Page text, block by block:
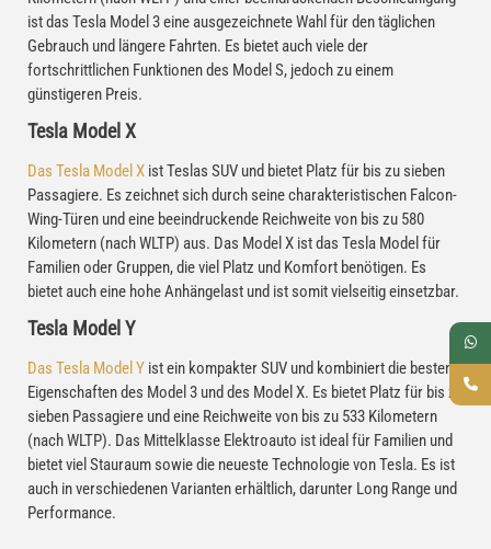
ist das Tesla Model 3 eine ausgezeichnete Wahl für den täglichen
Gebrauch und längere Fahrten. Es bietet auch viele der
fortschrittlichen Funktionen des Model S, jedoch zu einem
günstigeren Preis.
Tesla Model X
Das Tesla Model X ist Teslas SUV und bietet Platz für bis zu sieben
Passagiere. Es zeichnet sich durch seine charakteristischen Falcon-
Wing-Türen und eine beeindruckende Reichweite von bis zu 580
Kilometern (nach WLTP) aus. Das Model X ist das Tesla Model für
Familien oder Gruppen, die viel Platz und Komfort benötigen. Es
bietet auch eine hohe Anhängelast und ist somit vielseitig einsetzbar.
Tesla Model Y
Das Tesla Model Y ist ein kompakter SUV und kombiniert die besten
Eigenschaften des Model 3 und des Model X. Es bietet Platz für bis zu
sieben Passagiere und eine Reichweite von bis zu 533 Kilometern
(nach WLTP). Das Mittelklasse Elektroauto ist ideal für Familien und
bietet viel Stauraum sowie die neueste Technologie von Tesla. Es ist
auch in verschiedenen Varianten erhältlich, darunter Long Range und
Performance.